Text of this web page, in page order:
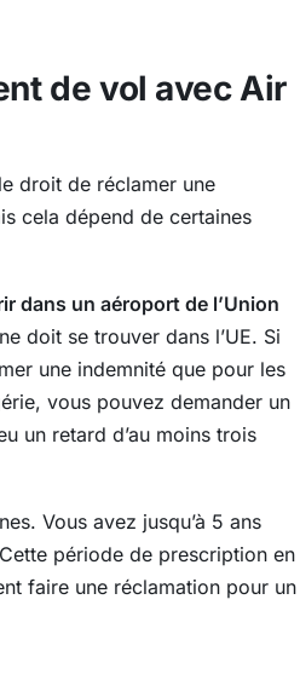
de vol avec Air
droit de réclamer une
cela dépend de certaines
dans un aéroport de l’Union
doit se trouver dans l’UE. Si
une indemnité que pour les
vous pouvez demander un
un retard d’au moins trois
Vous avez jusqu’à 5 ans
période de prescription en
faire une réclamation pour un